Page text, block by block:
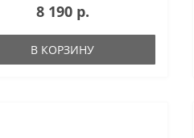
с диагностическими
Автономная работа..
8 190 р.
В КОРЗИНУ